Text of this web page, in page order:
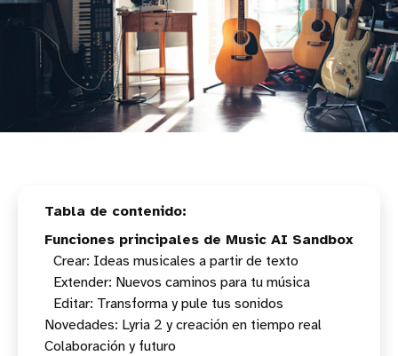
Funciones principales de Music AI Sandbox
Crear: Ideas musicales a partir de texto
Extender: Nuevos caminos para tu música
Editar: Transforma y pule tus sonidos
Novedades: Lyria 2 y creación en tiempo real
Colaboración y futuro